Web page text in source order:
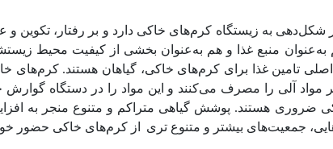
به زیستگاه کرم‌های خاکی دارد و بر رفتار، تکوین و
منبع غذا و هم به‌عنوان بخشی از کیفیت محیط
اصلی تامین غذا برای کرم‌های خاکی، گیاهان هستند. کرم‌های
مواد آلی را مصرف می‌کنند و این مواد را در دستگاه گوارش
ضروری هستند. پوشش گیاهی متراکم و متنوع منجر به
جمعیت‌های بیشتر و متنوع تری
از کرم‌های خاکی حضور